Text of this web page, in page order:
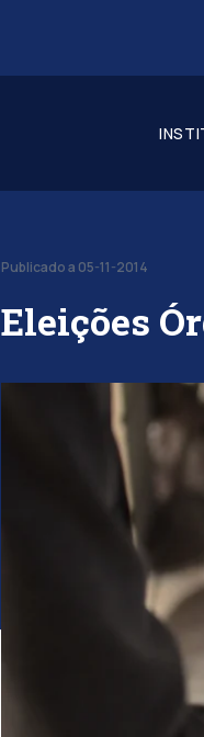
Publicado a 05-11-2014
Eleições